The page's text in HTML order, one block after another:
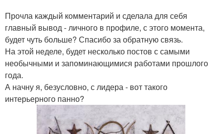
Прочла каждый комментарий и сделала для себя
главный вывод - личного в профиле, с этого момента,
будет чуть больше? Спасибо за обратную связь.
На этой неделе, будет несколько постов с самыми
необычными и запоминающимися работами прошлого
года.
А начну я, безусловно, с лидера - вот такого
интерьерного панно?